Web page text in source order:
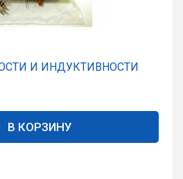
И ИНДУКТИВНОСТИ
В КОРЗИНУ